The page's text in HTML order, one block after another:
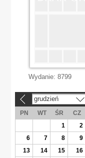
Wydanie: 8799
grudzień
PN WT ŚR CZ
1
2
6
7 8 9
13
14 15 16